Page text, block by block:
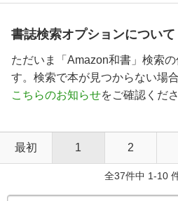
書誌検索オプションについて
ただいま「Amazon和書」検索
す。検索で本が見つからない場
こちらのお知らせをご確認くださ
最初 1 2
全37件中 1-10